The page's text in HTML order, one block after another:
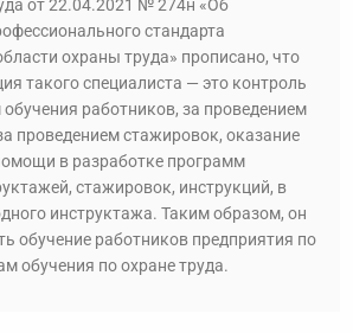
от 22.04.2021 № 274н «Об
стандарта
охраны труда» прописано, что
такого специалиста — это контроль
работников, за проведением
проведением стажировок, оказание
в разработке программ
стажировок, инструкций, в
инструктажа. Таким образом, он
обучение работников предприятия по
обучения по охране труда.